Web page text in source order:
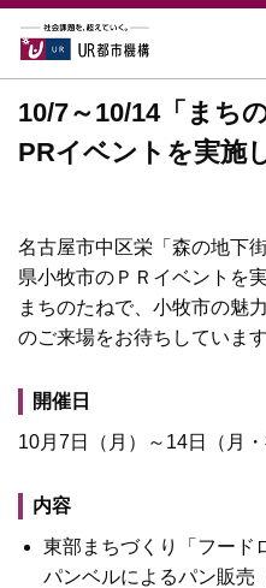
10/7～10/14「まち
PRイベントを実施
名古屋市中区栄「森の地下
県小牧市のＰＲイベントを
まちのたねで、小牧市の魅
のご来場をお待ちしています
開催日
10月7日（月）～14日（月・
内容
東部まちづくり「フード
パンベルによるパン販売